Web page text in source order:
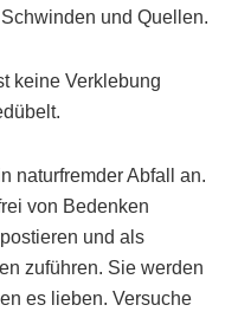
und Quellen.
keine Verklebung
naturfremder Abfall an.
von Bedenken
und als
zuführen. Sie werden
es lieben. Versuche